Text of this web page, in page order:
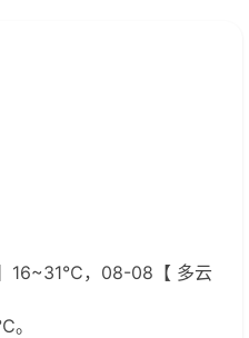
16~31℃，08-08【 多云